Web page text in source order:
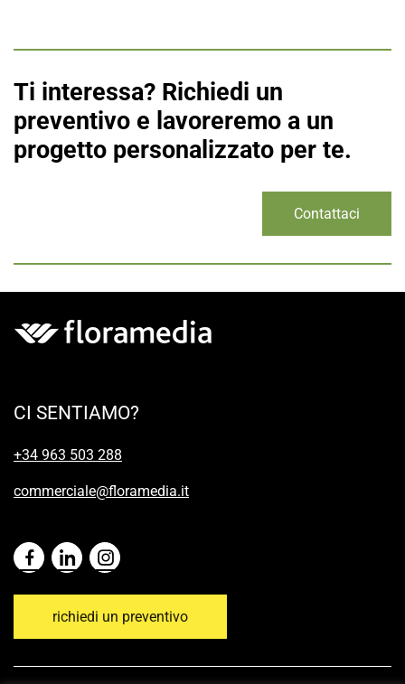
Ti interessa? Richiedi un
preventivo e lavoreremo a un
progetto personalizzato per te.
Contattaci
CI SENTIAMO?
+34 963 503 288
commerciale@floramedia.it
richiedi un preventivo